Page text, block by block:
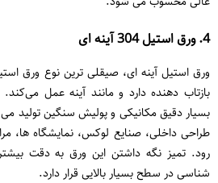
4. ورق استیل 304 آینه‌ ای
بازتاب‌ دهنده دارد و مانند آینه عمل
بسیار دقیق مکانیکی و پولیش سنگین تولید
طراحی داخلی، صنایع لوکس، نمایشگاه ‌ها،
‌رود. تمیز نگه داشتن این ورق به دقت
‌شناسی در سطح بسیار بالایی قرار دارد.